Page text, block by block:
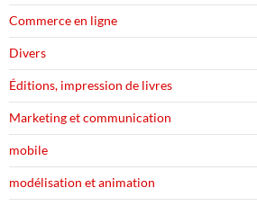
Commerce en ligne
Divers
Éditions, impression de livres
Marketing et communication
mobile
modélisation et animation